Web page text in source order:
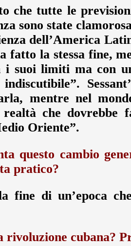
che tutte le
sono state
dell’America
fatto la stessa fine,
i suoi limiti ma con
indiscutibile”.
mentre nel
realtà che
Oriente”.
questo cambio
pratico?
fine di un’epoca
rivoluzione cubana?